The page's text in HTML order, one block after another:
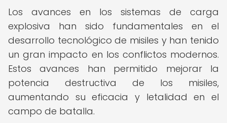
Los avances en los sistemas de carga
explosiva han sido fundamentales en el
desarrollo tecnológico de misiles y han tenido
un gran impacto en los conflictos modernos.
Estos avances han permitido mejorar la
potencia destructiva de los misiles,
aumentando su eficacia y letalidad en el
campo de batalla.